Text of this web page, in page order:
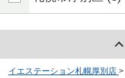
イエステーション札幌厚別店 >